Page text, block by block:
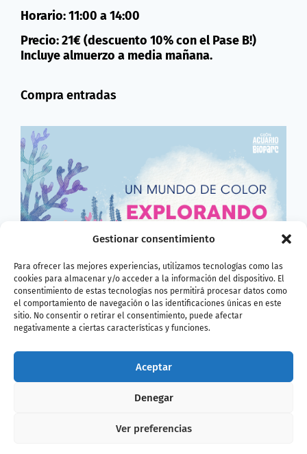
Gestionar consentimiento
Para ofrecer las mejores experiencias, utilizamos tecnologías como las
cookies para almacenar y/o acceder a la información del dispositivo. El
consentimiento de estas tecnologías nos permitirá procesar datos como
el comportamiento de navegación o las identificaciones únicas en este
sitio. No consentir o retirar el consentimiento, puede afectar
negativamente a ciertas características y funciones.
Aceptar
Denegar
Ver preferencias
Horario: 11:00 a 14:00
Precio: 21€ (descuento 10% con el Pase B!)
Incluye almuerzo a media mañana.
Compra entradas
¿Te ha gustado
la noticia?